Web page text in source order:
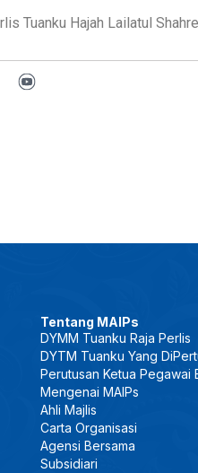
Tuanku Hajah Lailatul
Tentang MAIPs
DYMM Tuanku Raja Perlis
DYTM Tuanku Yang
Perutusan Ketua Pegawai
Mengenai MAIPs
Ahli Majlis
Carta Organisasi
Agensi Bersama
Subsidiari